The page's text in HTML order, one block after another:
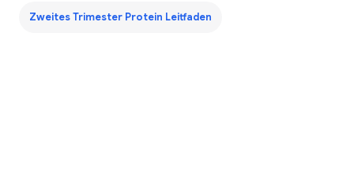
Zweites Trimester Protein Leitfaden